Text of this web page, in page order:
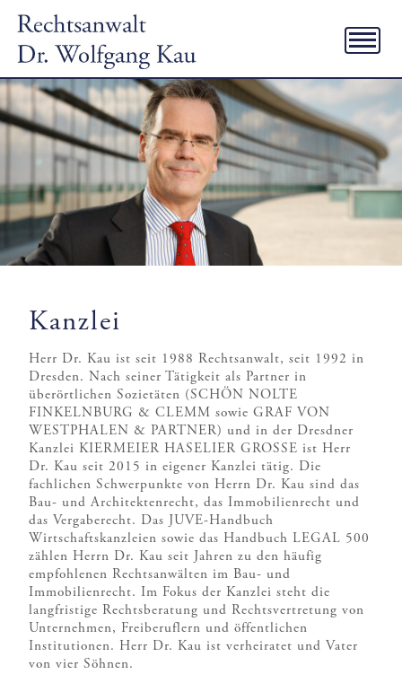
Kanzlei
Herr Dr. Kau ist seit 1988 Rechtsanwalt, seit 1992 in
Dresden. Nach seiner Tätigkeit als Partner in
überörtlichen Sozietäten (SCHÖN NOLTE
FINKELNBURG & CLEMM sowie GRAF VON
WESTPHALEN & PARTNER) und in der Dresdner
Kanzlei KIERMEIER HASELIER GROSSE ist Herr
Dr. Kau seit 2015 in eigener Kanzlei tätig. Die
fachlichen Schwerpunkte von Herrn Dr. Kau sind das
Bau- und Architektenrecht, das Immobilienrecht und
das Vergaberecht. Das JUVE-Handbuch
Wirtschaftskanzleien sowie das Handbuch LEGAL 500
zählen Herrn Dr. Kau seit Jahren zu den häufig
empfohlenen Rechtsanwälten im Bau- und
Immobilienrecht. Im Fokus der Kanzlei steht die
langfristige Rechtsberatung und Rechtsvertretung von
Unternehmen, Freiberuflern und öffentlichen
Institutionen. Herr Dr. Kau ist verheiratet und Vater
von vier Söhnen.